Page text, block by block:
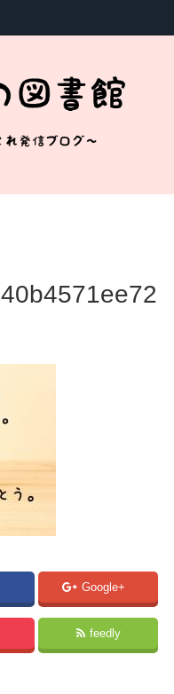
Google+
feedly